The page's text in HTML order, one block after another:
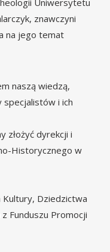
znawczyni
na jego temat
naszą wiedzą,
specjalistów i ich
złożyć dyrekcji i
Historycznego w
Dziedzictwa
Funduszu Promocji